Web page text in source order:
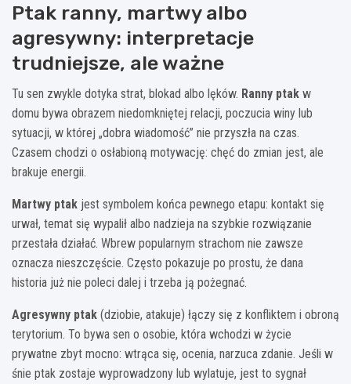
Ptak ranny, martwy albo
agresywny: interpretacje
trudniejsze, ale ważne
Tu sen zwykle dotyka strat, blokad albo lęków. Ranny ptak w
domu bywa obrazem niedomkniętej relacji, poczucia winy lub
sytuacji, w której „dobra wiadomość” nie przyszła na czas.
Czasem chodzi o osłabioną motywację: chęć do zmian jest, ale
brakuje energii.
Martwy ptak jest symbolem końca pewnego etapu: kontakt się
urwał, temat się wypalił albo nadzieja na szybkie rozwiązanie
przestała działać. Wbrew popularnym strachom nie zawsze
oznacza nieszczęście. Często pokazuje po prostu, że dana
historia już nie poleci dalej i trzeba ją pożegnać.
Agresywny ptak (dziobie, atakuje) łączy się z konfliktem i obroną
terytorium. To bywa sen o osobie, która wchodzi w życie
prywatne zbyt mocno: wtrąca się, ocenia, narzuca zdanie. Jeśli w
śnie ptak zostaje wyprowadzony lub wylatuje, jest to sygnał